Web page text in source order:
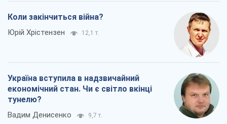
Коли закінчиться війна?
Юрій Хрістензен 12,1 т.
Україна вступила в надзвичайний
економічний стан. Чи є світло вкінці
тунелю?
Вадим Денисенко 9,7 т.